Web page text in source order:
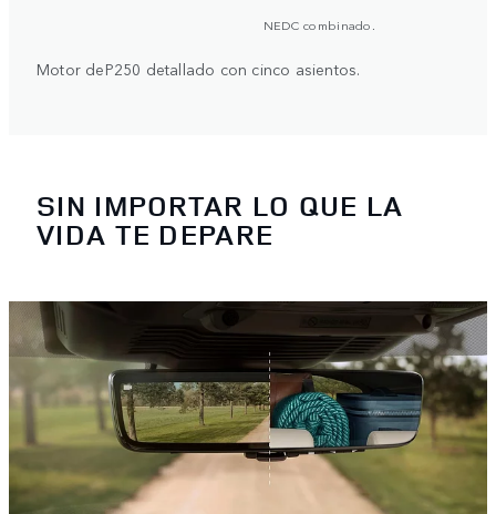
NEDC combinado.
Motor deP250 detallado con cinco asientos.
SIN IMPORTAR LO QUE LA
VIDA TE DEPARE